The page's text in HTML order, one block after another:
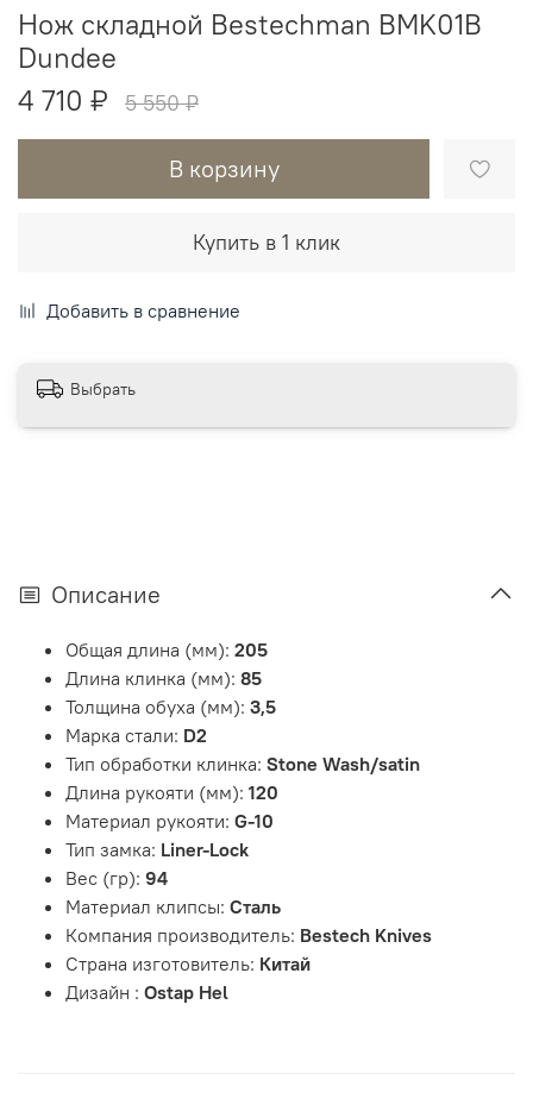
Нож складной Bestechman BMK01B
Dundee
4 710 ₽
5 550 ₽
В корзину
Купить в 1 клик
Добавить в сравнение
Выбрать
Описание
Общая длина (мм): 205
Длина клинка (мм): 85
Толщина обуха (мм): 3,5
Марка стали: D2
Тип обработки клинка: Stone Wash/satin
Длина рукояти (мм): 120
Материал рукояти: G-10
Тип замка: Liner-Lock
Вес (гр): 94
Материал клипсы: Сталь
Компания производитель: Bestech Knives
Страна изготовитель: Китай
Дизайн : Ostap Hel